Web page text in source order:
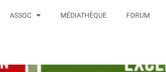
ASSOC MÉDIATHÈQUE FORUM